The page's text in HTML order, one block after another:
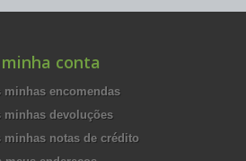
conta
minhas encomendas
minhas devoluções
minhas notas de crédito